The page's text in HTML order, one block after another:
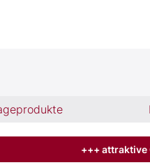
BÖRSE ONLINE lesen
+++